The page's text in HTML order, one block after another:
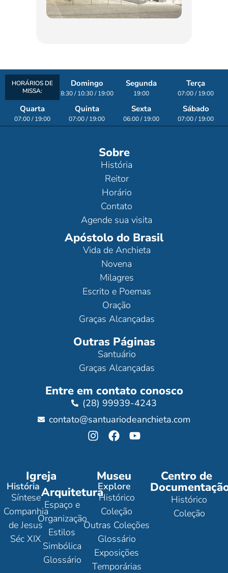
HORÁRIOS DE
MISSA:
Domingo
8:30 / 10:30 / 19:00
Segunda
19:00
Terça
07:00 / 19:00
Quarta
07:00 / 19:00
Quinta
07:00 / 19:00
Sexta
06:00 / 19:00
Sábado
07:00 / 19:00
Sobre
História
Reitor
Horário
Contato
Agende sua visita
Apóstolo do Brasil
Vida de Anchieta
Novena
Milagres
Escrito e Poemas
Oração
Graças Alcançadas
Outras Páginas
Santuário
Graças Alcançadas
Entre em contato conosco
(28) 99939-4243
contato@santuariodeanchieta.com
Igreja
História
Síntese
Companhia
de Jesus
Séc XIX
Arquitetura
Espaço e
Organização
Estilos
Simbólica
Glossário
Museu
Explore
Histórico
Coleção
Outras Coleções
Glossário
Exposições
Temporárias
Centro de
Histórico
Coleção